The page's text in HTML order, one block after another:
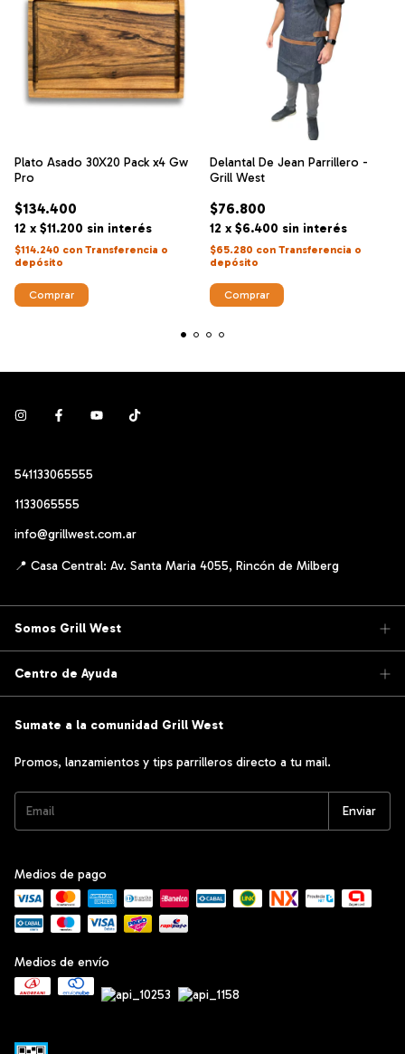
Plato Asado 30X20 Pack x4 Gw
Pro
$134.400
12 x $11.200 sin interés
$114.240 con Transferencia o
depósito
Delantal De Jean Parrillero -
Grill West
$76.800
12 x $6.400 sin interés
$65.280 con Transferencia o
depósito
541133065555
1133065555
info@grillwest.com.ar
Somos Grill West
Centro de Ayuda
Sumate a la comunidad Grill West
Promos, lanzamientos y tips parrilleros directo a tu mail.
Medios de pago
Medios de envío